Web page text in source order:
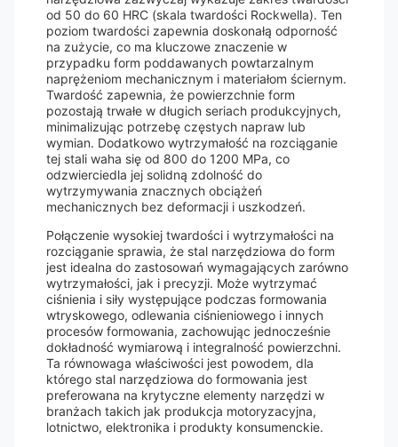
od 50 do 60 HRC (skala twardości Rockwella). Ten
poziom twardości zapewnia doskonałą odporność
na zużycie, co ma kluczowe znaczenie w
przypadku form poddawanych powtarzalnym
naprężeniom mechanicznym i materiałom ściernym.
Twardość zapewnia, że ​​powierzchnie form
pozostają trwałe w długich seriach produkcyjnych,
minimalizując potrzebę częstych napraw lub
wymian. Dodatkowo wytrzymałość na rozciąganie
tej stali waha się od 800 do 1200 MPa, co
odzwierciedla jej solidną zdolność do
wytrzymywania znacznych obciążeń
mechanicznych bez deformacji i uszkodzeń.
Połączenie wysokiej twardości i wytrzymałości na
rozciąganie sprawia, że ​​stal narzędziowa do form
jest idealna do zastosowań wymagających zarówno
wytrzymałości, jak i precyzji. Może wytrzymać
ciśnienia i siły występujące podczas formowania
wtryskowego, odlewania ciśnieniowego i innych
procesów formowania, zachowując jednocześnie
dokładność wymiarową i integralność powierzchni.
Ta równowaga właściwości jest powodem, dla
którego stal narzędziowa do formowania jest
preferowana na krytyczne elementy narzędzi w
branżach takich jak produkcja motoryzacyjna,
lotnictwo, elektronika i produkty konsumenckie.